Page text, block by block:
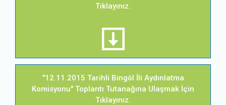
Tıklayınız.
"12.11.2015 Tarihli Bingöl İli Aydınlatma
Komisyonu" Toplantı Tutanağına Ulaşmak İçin
Tıklayınız.